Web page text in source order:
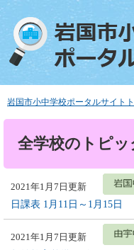
ペ
で
メ
ば
へ
岩国市小中学校ポータルサイト
全学校のトピッ
2021年1月7日更新
日課表 1月11日～1月15日
2021年1月7日更新